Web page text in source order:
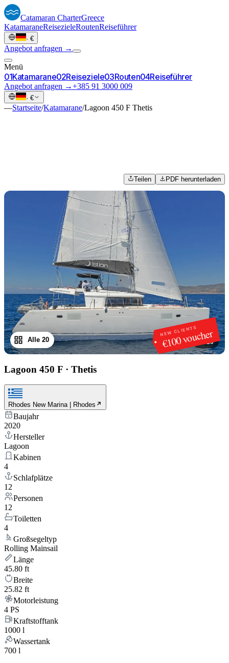
Catamaran CharterGreece
KatamaraneReisezieleRoutenReiseführer
· €
Angebot anfragen →
Menü
01Katamarane02Reiseziele03Routen04Reiseführer
Angebot anfragen →+385 91 3000 009
· €
—Startseite/Katamarane/Lagoon 450 F Thetis
Teilen PDF herunterladen
NEW CLIENTS
€100 voucher
1/20
Alle 20
Lagoon 450 F · Thetis
Rhodes New Marina | Rhodes
Baujahr
2020
Hersteller
Lagoon
Kabinen
4
Schlafplätze
12
Personen
12
Toiletten
4
Großsegeltyp
Rolling Mainsail
Länge
45.80 ft
Breite
25.82 ft
Motorleistung
4 PS
Kraftstofftank
1000 l
Wassertank
700 l